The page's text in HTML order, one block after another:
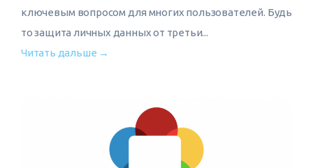
ключевым вопросом для многих пользователей. Будь
то защита личных данных от третьи...
Читать дальше →